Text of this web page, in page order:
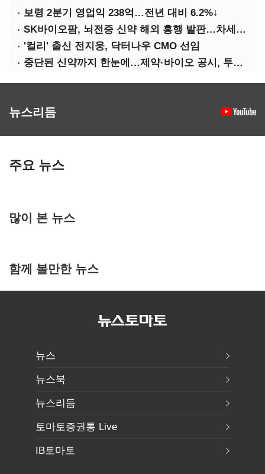
보령 2분기 영업익 238억…전년 대비 6.2%↓
SK바이오팜, 뇌전증 신약 해외 흥행 발판…차세대 신약 개발 속도
'컬리' 출신 전지웅, 닥터나우 CMO 선임
중단된 신약까지 한눈에…제약·바이오 공시, 투명해진다
뉴스리듬
주요 뉴스
많이 본 뉴스
함께 볼만한 뉴스
뉴스
뉴스북
뉴스리듬
토마토증권통 Live
IB토마토